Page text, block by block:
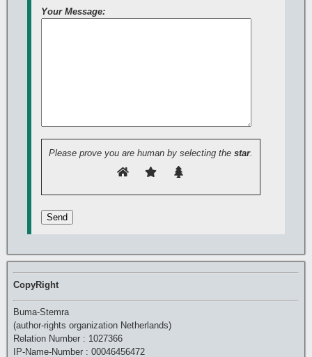
Your Message:
Please prove you are human by selecting the star.
CopyRight
Buma-Stemra
(author-rights organization Netherlands)
Relation Number : 1027366
IP-Name-Number : 00046456472